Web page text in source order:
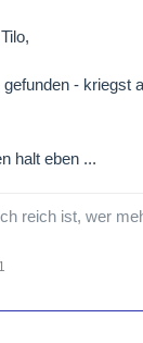
gefunden - kriegst
halt eben ...
reich ist, wer
1